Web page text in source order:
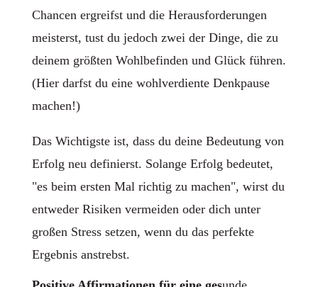
Chancen ergreifst und die Herausforderungen
meisterst, tust du jedoch zwei der Dinge, die zu
deinem größten Wohlbefinden und Glück führen.
(Hier darfst du eine wohlverdiente Denkpause
machen!)
Das Wichtigste ist, dass du deine Bedeutung von
Erfolg neu definierst. Solange Erfolg bedeutet,
"es beim ersten Mal richtig zu machen", wirst du
entweder Risiken vermeiden oder dich unter
großen Stress setzen, wenn du das perfekte
Ergebnis anstrebst.